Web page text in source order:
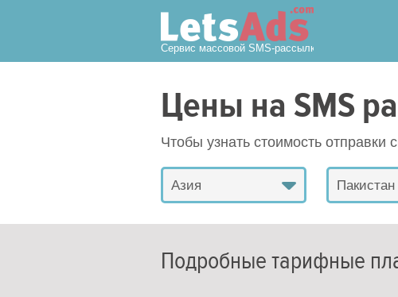
Сервис массовой SMS-рассылки
Цены на SMS
Чтобы узнать стоимость
Азия Пакистан
Подробные тарифные